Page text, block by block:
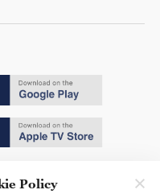
Policy